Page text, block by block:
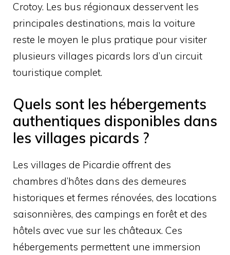
Crotoy. Les bus régionaux desservent les
principales destinations, mais la voiture
reste le moyen le plus pratique pour visiter
plusieurs villages picards lors d’un circuit
touristique complet.
Quels sont les hébergements
authentiques disponibles dans
les villages picards ?
Les villages de Picardie offrent des
chambres d’hôtes dans des demeures
historiques et fermes rénovées, des locations
saisonnières, des campings en forêt et des
hôtels avec vue sur les châteaux. Ces
hébergements permettent une immersion